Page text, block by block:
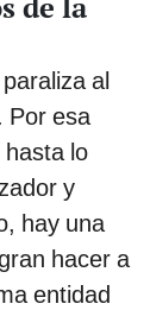
al
Por esa
lo
y
hay una
hacer a
entidad